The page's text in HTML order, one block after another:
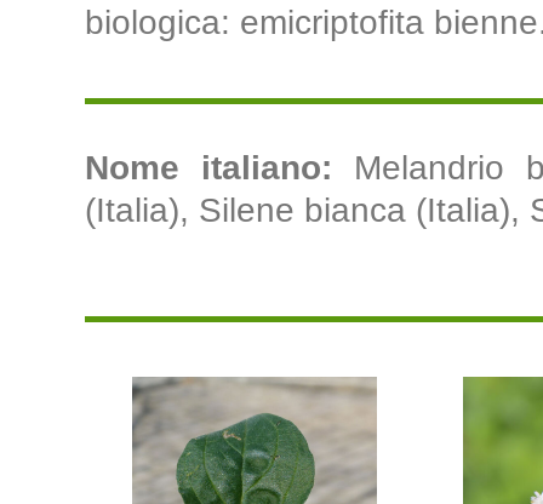
biologica: emicriptofita
Nome italiano: Melandrio
(Italia), Silene bianca (Italia),